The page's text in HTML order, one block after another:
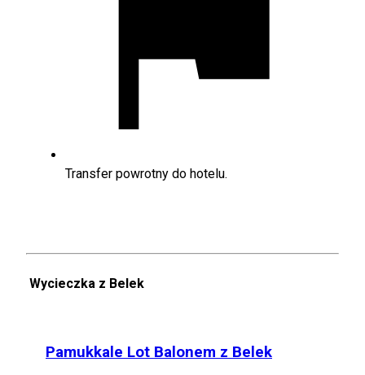
Transfer powrotny do hotelu.
Wycieczka z Belek
Pamukkale Lot Balonem z Belek